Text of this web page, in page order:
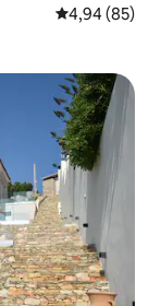
Średnia
4,94 (85)